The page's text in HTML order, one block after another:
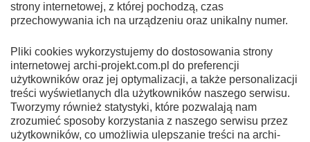
strony internetowej, z której pochodzą, czas
przechowywania ich na urządzeniu oraz unikalny numer.
Pliki cookies wykorzystujemy do dostosowania strony
internetowej archi-projekt.com.pl do preferencji
użytkowników oraz jej optymalizacji, a także personalizacji
treści wyświetlanych dla użytkowników naszego serwisu.
Tworzymy również statystyki, które pozwalają nam
zrozumieć sposoby korzystania z naszego serwisu przez
użytkowników, co umożliwia ulepszanie treści na archi-